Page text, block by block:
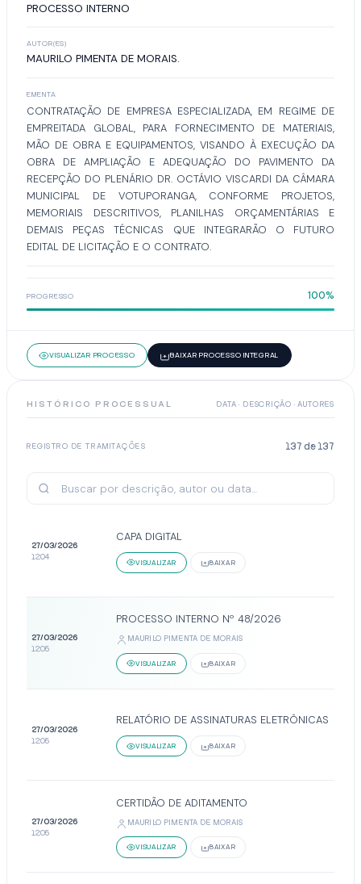
PROCESSO INTERNO
AUTOR(ES)
MAURILO PIMENTA DE MORAIS.
EMENTA
CONTRATAÇÃO DE EMPRESA ESPECIALIZADA, EM REGIME DE
EMPREITADA GLOBAL, PARA FORNECIMENTO DE MATERIAIS,
MÃO DE OBRA E EQUIPAMENTOS, VISANDO À EXECUÇÃO DA
OBRA DE AMPLIAÇÃO E ADEQUAÇÃO DO PAVIMENTO DA
RECEPÇÃO DO PLENÁRIO DR. OCTÁVIO VISCARDI DA CÂMARA
MUNICIPAL DE VOTUPORANGA, CONFORME PROJETOS,
MEMORIAIS DESCRITIVOS, PLANILHAS ORÇAMENTÁRIAS E
DEMAIS PEÇAS TÉCNICAS QUE INTEGRARÃO O FUTURO
EDITAL DE LICITAÇÃO E O CONTRATO.
PROGRESSO 100%
VISUALIZAR PROCESSO BAIXAR PROCESSO INTEGRAL
HISTÓRICO PROCESSUAL DATA · DESCRIÇÃO · AUTORES
REGISTRO DE TRAMITAÇÕES 137 de 137
27/03/2026
12:04
CAPA DIGITAL
VISUALIZAR BAIXAR
27/03/2026
12:05
PROCESSO INTERNO Nº 48/2026
MAURILO PIMENTA DE MORAIS
VISUALIZAR BAIXAR
27/03/2026
12:05
RELATÓRIO DE ASSINATURAS ELETRÔNICAS
VISUALIZAR BAIXAR
27/03/2026
12:05
CERTIDÃO DE ADITAMENTO
MAURILO PIMENTA DE MORAIS
VISUALIZAR BAIXAR